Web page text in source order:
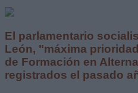
El parlamentario
León, "máxima
de Formación en
registrados el pasado